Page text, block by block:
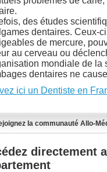
des études
dentaires. Ceux-
de mercure,
au cerveau ou
mondiale de
dentaires ne
ici un Dentiste en
la communauté Allo-
directement